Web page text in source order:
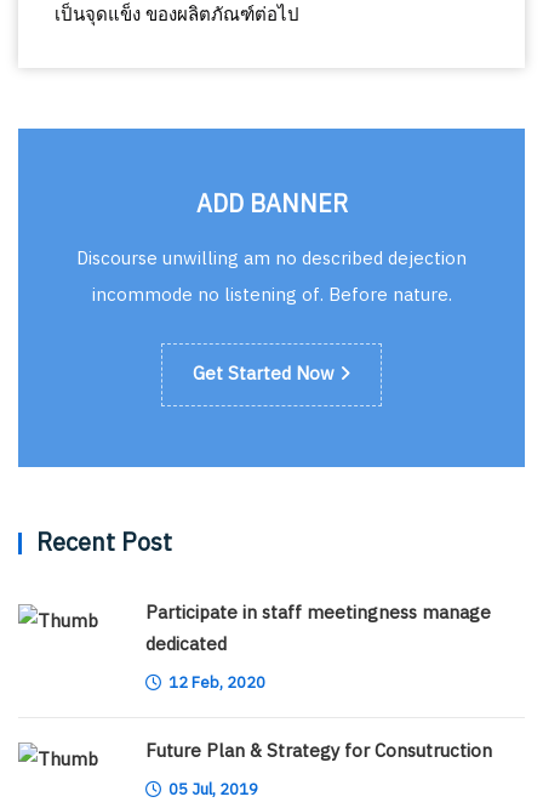
เป็นจุดแข็ง ของผลิตภัณฑ์ต่อไป
ADD BANNER
Discourse unwilling am no described dejection
incommode no listening of. Before nature.
Get Started Now
Recent Post
Participate in staff meetingness manage
dedicated
12 Feb, 2020
Future Plan & Strategy for Consutruction
05 Jul, 2019